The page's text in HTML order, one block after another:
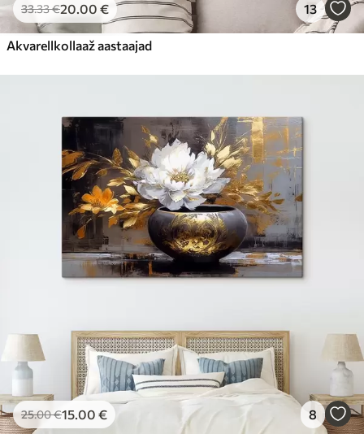
33.33€20.00 € 13
Akvarellkollaaž aastaajad
25.00€15.00 € 8